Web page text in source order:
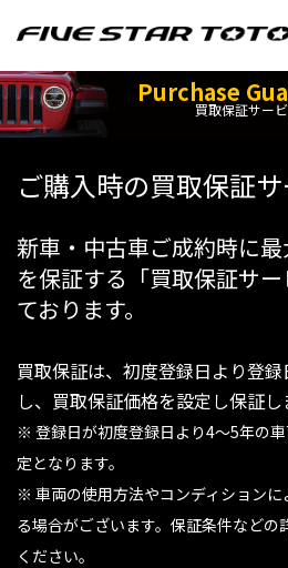
Purchase
買取保証サー
ご購入時の買取保証
新車・中古車ご成約時に
を保証する「買取保証サ
ております。
買取保証は、初度登録日より登
し、買取保証価格を設定し保証し
※ 登録日が初度登録日より4～5年の
定となります。
※ 車両の使用方法やコンディション
る場合がございます。保証条件などの
ください。